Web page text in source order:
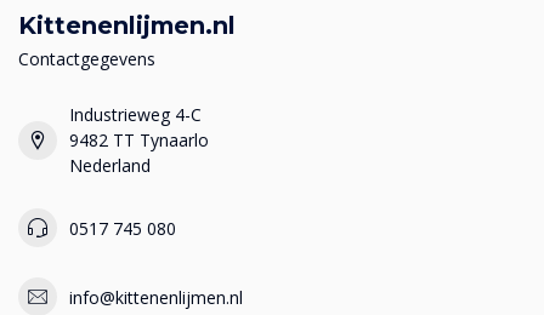
Kittenenlijmen.nl
Contactgegevens
Industrieweg 4-C
9482 TT Tynaarlo
Nederland
0517 745 080
info@kittenenlijmen.nl